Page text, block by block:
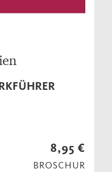
8,95 €
BROSCHUR